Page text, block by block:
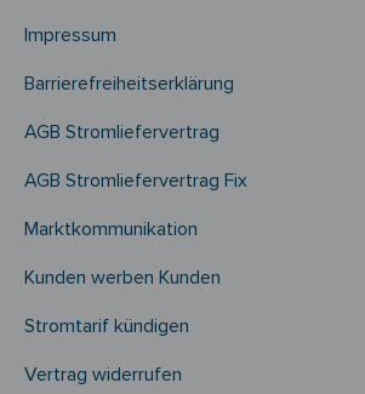
Impressum
Barrierefreiheitserklärung
AGB Stromliefervertrag
AGB Stromliefervertrag Fix
Marktkommunikation
Kunden werben Kunden
Stromtarif kündigen
Vertrag widerrufen